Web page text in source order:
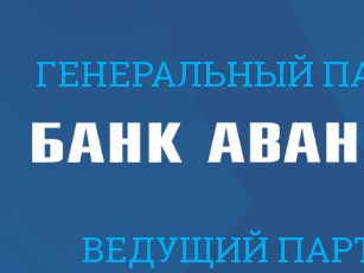
ГЕНЕРАЛЬНЫЙ
ВЕДУЩИЙ